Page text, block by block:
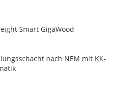
Smart GigaWood
nach NEM mit KK-